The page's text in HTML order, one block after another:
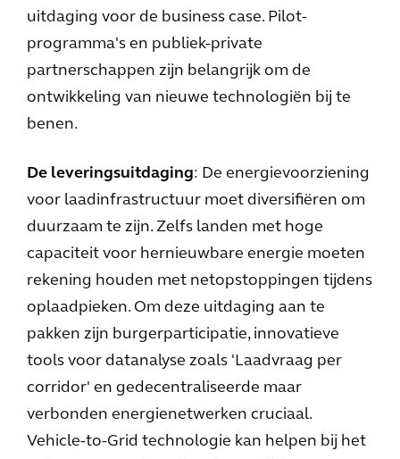
uitdaging voor de business case. Pilot-
programma's en publiek-private
partnerschappen zijn belangrijk om de
ontwikkeling van nieuwe technologiën bij te
benen.
De leveringsuitdaging: De energievoorziening
voor laadinfrastructuur moet diversifiëren om
duurzaam te zijn. Zelfs landen met hoge
capaciteit voor hernieuwbare energie moeten
rekening houden met netopstoppingen tijdens
oplaadpieken. Om deze uitdaging aan te
pakken zijn burgerparticipatie, innovatieve
tools voor datanalyse zoals 'Laadvraag per
corridor' en gedecentraliseerde maar
verbonden energienetwerken cruciaal.
Vehicle-to-Grid technologie kan helpen bij het